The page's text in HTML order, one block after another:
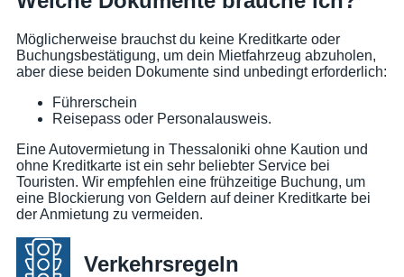
Möglicherweise brauchst du keine Kreditkarte oder
Buchungsbestätigung, um dein Mietfahrzeug abzuholen,
aber diese beiden Dokumente sind unbedingt erforderlich:
Führerschein
Reisepass oder Personalausweis.
Eine Autovermietung in Thessaloniki ohne Kaution und
ohne Kreditkarte ist ein sehr beliebter Service bei
Touristen. Wir empfehlen eine frühzeitige Buchung, um
eine Blockierung von Geldern auf deiner Kreditkarte bei
der Anmietung zu vermeiden.
Verkehrsregeln